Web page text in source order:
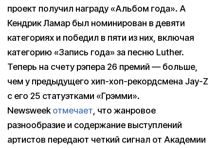
проект получил награду «Альбом года». А
Кендрик Ламар был номинирован в девяти
категориях и победил в пяти из них, включая
категорию «Запись года» за песню Luther.
Теперь на счету рэпера 26 премий — больше,
чем у предыдущего хип-хоп-рекордсмена Jay-Z
с его 25 статуэтками «Грэмми».
Newsweekотмечает, что жанровое
разнообразие и содержание выступлений
артистов передают четкий сигнал от Академии